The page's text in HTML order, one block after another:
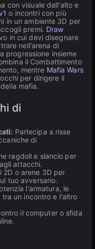
con visuale dall'alto e
o incontri con più
in un ambiente 3D per
premi. Draw
in cui devi disegnare
nell'arena di
progressione insieme
il Combattimento
mentre Mafia Wars
per dirigere il
mafia.
di
Partecipa a risse
di
ragdoll e slancio per
attacchi.
2D o arene 3D per
tuo avversario.
l'armatura, le
un incontro e l'altro
il computer o sfida